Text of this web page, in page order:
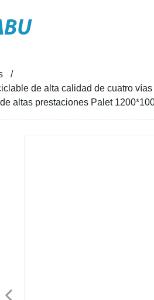
de alta calidad de cuatro
altas prestaciones Palet